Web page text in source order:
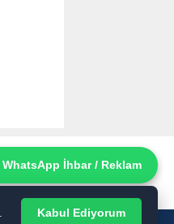
Kabul Ediyorum
WhatsApp İhbar / Reklam